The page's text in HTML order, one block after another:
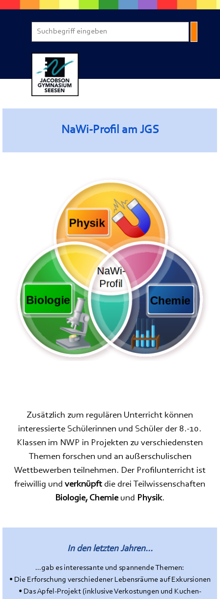
Menü überspringen
NaWi-Profil am JGS
Zusätzlich zum regulären Unterricht können
interessierte Schülerinnen und Schüler der 8.-10.
Klassen im NWP in Projekten zu verschiedensten
Themen forschen und an außerschulischen
Wettbewerben teilnehmen. Der Profilunterricht ist
freiwillig undverknüpft die drei Teilwissenschaften
Biologie, Chemie und Physik.
In den letzten Jahren...
...gab es interessante und spannende Themen:
• Die Erforschung verschiedener Lebensräume auf Exkursionen
• Das Apfel-Projekt (inklusive Verkostungen und Kuchen-